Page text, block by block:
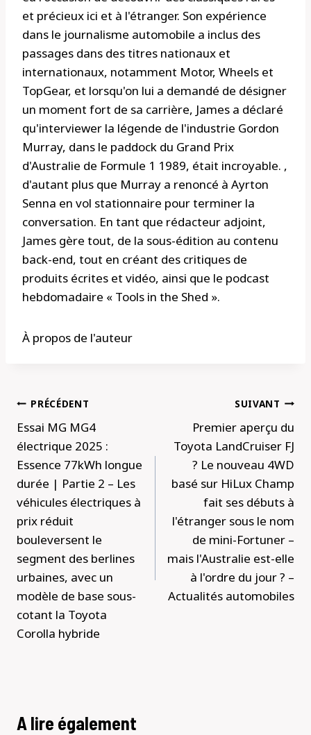
et précieux ici et à l'étranger. Son expérience
dans le journalisme automobile a inclus des
passages dans des titres nationaux et
internationaux, notamment Motor, Wheels et
TopGear, et lorsqu'on lui a demandé de désigner
un moment fort de sa carrière, James a déclaré
qu'interviewer la légende de l'industrie Gordon
Murray, dans le paddock du Grand Prix
d'Australie de Formule 1 1989, était incroyable. ,
d'autant plus que Murray a renoncé à Ayrton
Senna en vol stationnaire pour terminer la
conversation. En tant que rédacteur adjoint,
James gère tout, de la sous-édition au contenu
back-end, tout en créant des critiques de
produits écrites et vidéo, ainsi que le podcast
hebdomadaire « Tools in the Shed ».
À propos de l'auteur
Navigation
de
l’article
PRÉCÉDENT
Essai MG MG4
électrique 2025 :
Essence 77kWh longue
durée | Partie 2 – Les
véhicules électriques à
prix réduit
bouleversent le
segment des berlines
urbaines, avec un
modèle de base sous-
cotant la Toyota
Corolla hybride
SUIVANT
Premier aperçu du
Toyota LandCruiser FJ
? Le nouveau 4WD
basé sur HiLux Champ
fait ses débuts à
l'étranger sous le nom
de mini-Fortuner –
mais l'Australie est-elle
à l'ordre du jour ? –
Actualités automobiles
A lire également